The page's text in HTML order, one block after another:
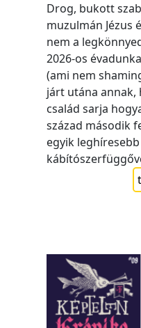
Drog, bukott
muzulmán Jézus
nem a
2026-os
(ami nem
járt utána annak,
család sarja
század második
egyik